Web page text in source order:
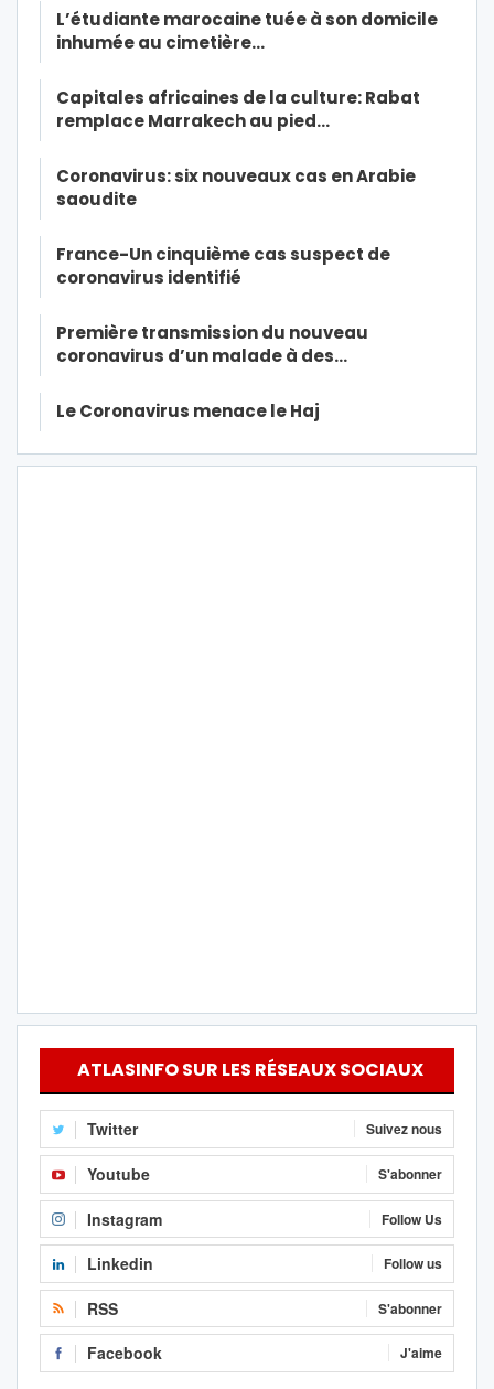
L’étudiante marocaine tuée à son domicile
inhumée au cimetière…
Capitales africaines de la culture: Rabat
remplace Marrakech au pied…
Coronavirus: six nouveaux cas en Arabie
saoudite
France-Un cinquième cas suspect de
coronavirus identifié
Première transmission du nouveau
coronavirus d’un malade à des…
Le Coronavirus menace le Haj
ATLASINFO SUR LES RÉSEAUX SOCIAUX
Twitter Suivez nous
Youtube S'abonner
Instagram Follow Us
Linkedin Follow us
RSS S'abonner
Facebook J'aime